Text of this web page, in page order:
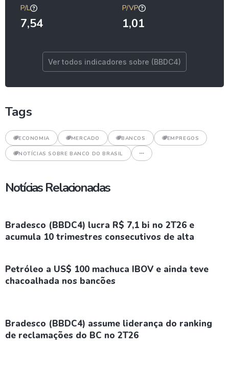
P/L
7,54
P/VP
1,01
Ver todos indicadores sobre (BBDC4)
Tags
ECONOMIA MERCADO BANCOS EMPREGOS
NOTÍCIAS SOBRE BANCO DO BRASIL
Notícias Relacionadas
Bradesco (BBDC4) lucra R$ 7,1 bi no 2T26 e
acumula 10 trimestres consecutivos de alta
Petróleo a US$ 100 machuca IBOV e ainda teve
chacoalhada nos bancões
Bradesco (BBDC4) assume liderança do ranking
de reclamações do BC no 2T26